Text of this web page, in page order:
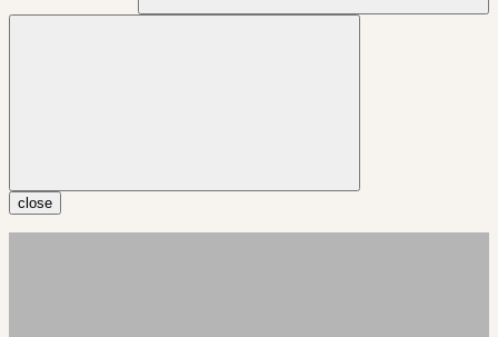
close